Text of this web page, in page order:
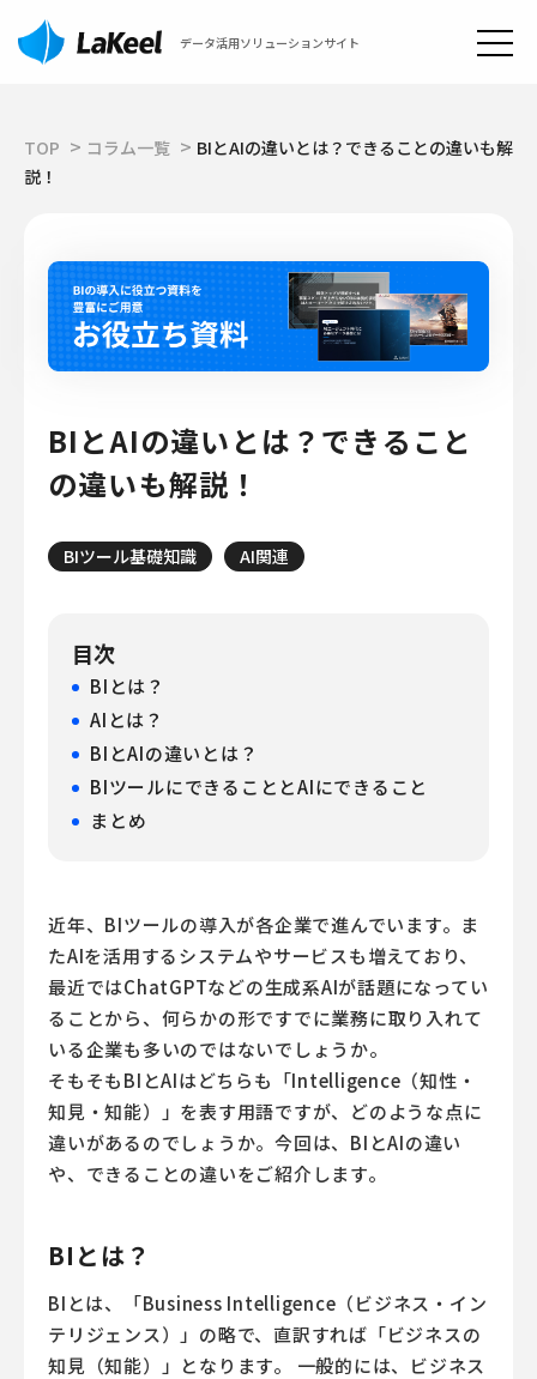
データ活用ソリューションサイト
TOP コラム一覧
BIとAIの違いとは？できることの違いも解
説！
BIとAIの違いとは？できること
の違いも解説！
BIツール基礎知識 AI関連
目次
BIとは？
AIとは？
BIとAIの違いとは？
BIツールにできることとAIにできること
まとめ
近年、BIツールの導入が各企業で進んでいます。ま
たAIを活用するシステムやサービスも増えており、
最近ではChatGPTなどの生成系AIが話題になってい
ることから、何らかの形ですでに業務に取り入れて
いる企業も多いのではないでしょうか。
そもそもBIとAIはどちらも「Intelligence（知性・
知見・知能）」を表す用語ですが、どのような点に
違いがあるのでしょうか。今回は、BIとAIの違い
や、できることの違いをご紹介します。
BIとは？
BIとは、「Business Intelligence（ビジネス・イン
テリジェンス）」の略で、直訳すれば「ビジネスの
知見（知能）」となります。 一般的には、ビジネス